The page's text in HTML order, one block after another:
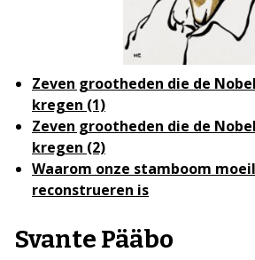
Zeven grootheden die de
kregen (1)
Zeven grootheden die de
kregen (2)
Waarom onze stamboom
reconstrueren is
Svante Pääbo